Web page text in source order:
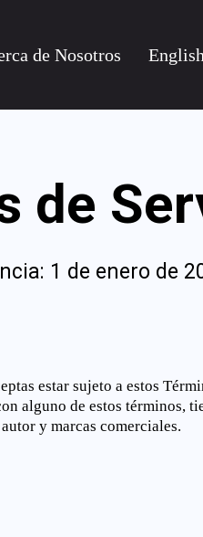
de Nosotros English
de
1 de enero de
estar sujeto a estos
alguno de estos términos,
y marcas comerciales.